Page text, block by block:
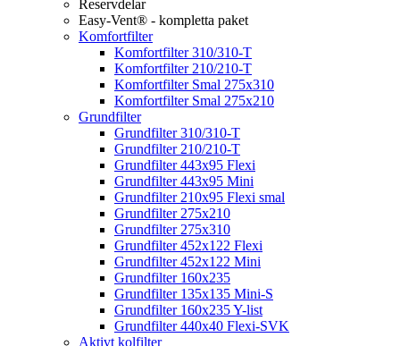
Reservdelar
Easy-Vent® - kompletta paket
Komfortfilter
Komfortfilter 310/310-T
Komfortfilter 210/210-T
Komfortfilter Smal 275x310
Komfortfilter Smal 275x210
Grundfilter
Grundfilter 310/310-T
Grundfilter 210/210-T
Grundfilter 443x95 Flexi
Grundfilter 443x95 Mini
Grundfilter 210x95 Flexi smal
Grundfilter 275x210
Grundfilter 275x310
Grundfilter 452x122 Flexi
Grundfilter 452x122 Mini
Grundfilter 160x235
Grundfilter 135x135 Mini-S
Grundfilter 160x235 Y-list
Grundfilter 440x40 Flexi-SVK
Aktivt kolfilter